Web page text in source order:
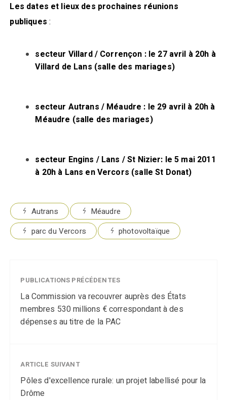
Les dates et lieux des prochaines réunions
publiques :
secteur Villard / Corrençon : le 27 avril à 20h à
Villard de Lans (salle des mariages)
secteur Autrans / Méaudre : le 29 avril à 20h à
Méaudre (salle des mariages)
secteur Engins / Lans / St Nizier: le 5 mai 2011
à 20h à Lans en Vercors (salle St Donat)
Autrans
Méaudre
parc du Vercors
photovoltaïque
PUBLICATIONS PRÉCÉDENTES
La Commission va recouvrer auprès des États
membres 530 millions € correspondant à des
dépenses au titre de la PAC
ARTICLE SUIVANT
Pôles d'excellence rurale: un projet labellisé pour la
Drôme